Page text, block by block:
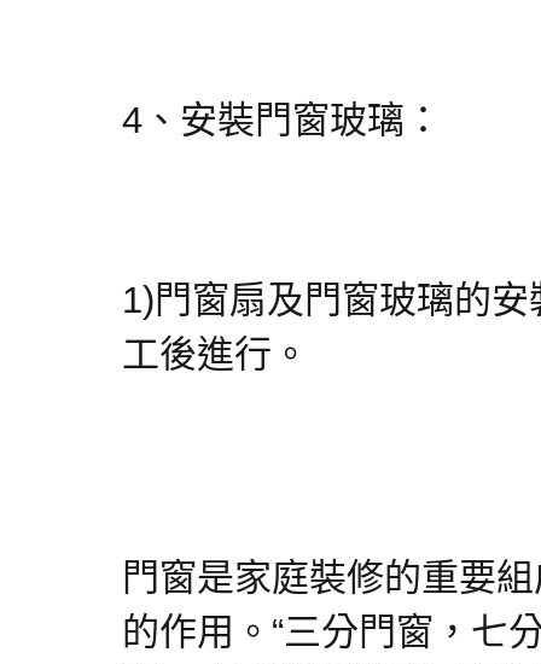
4、安裝門窗玻璃：
1)門窗扇及門窗玻璃的
工後進行。
門窗是家庭裝修的重要
的作用。“三分門窗，七